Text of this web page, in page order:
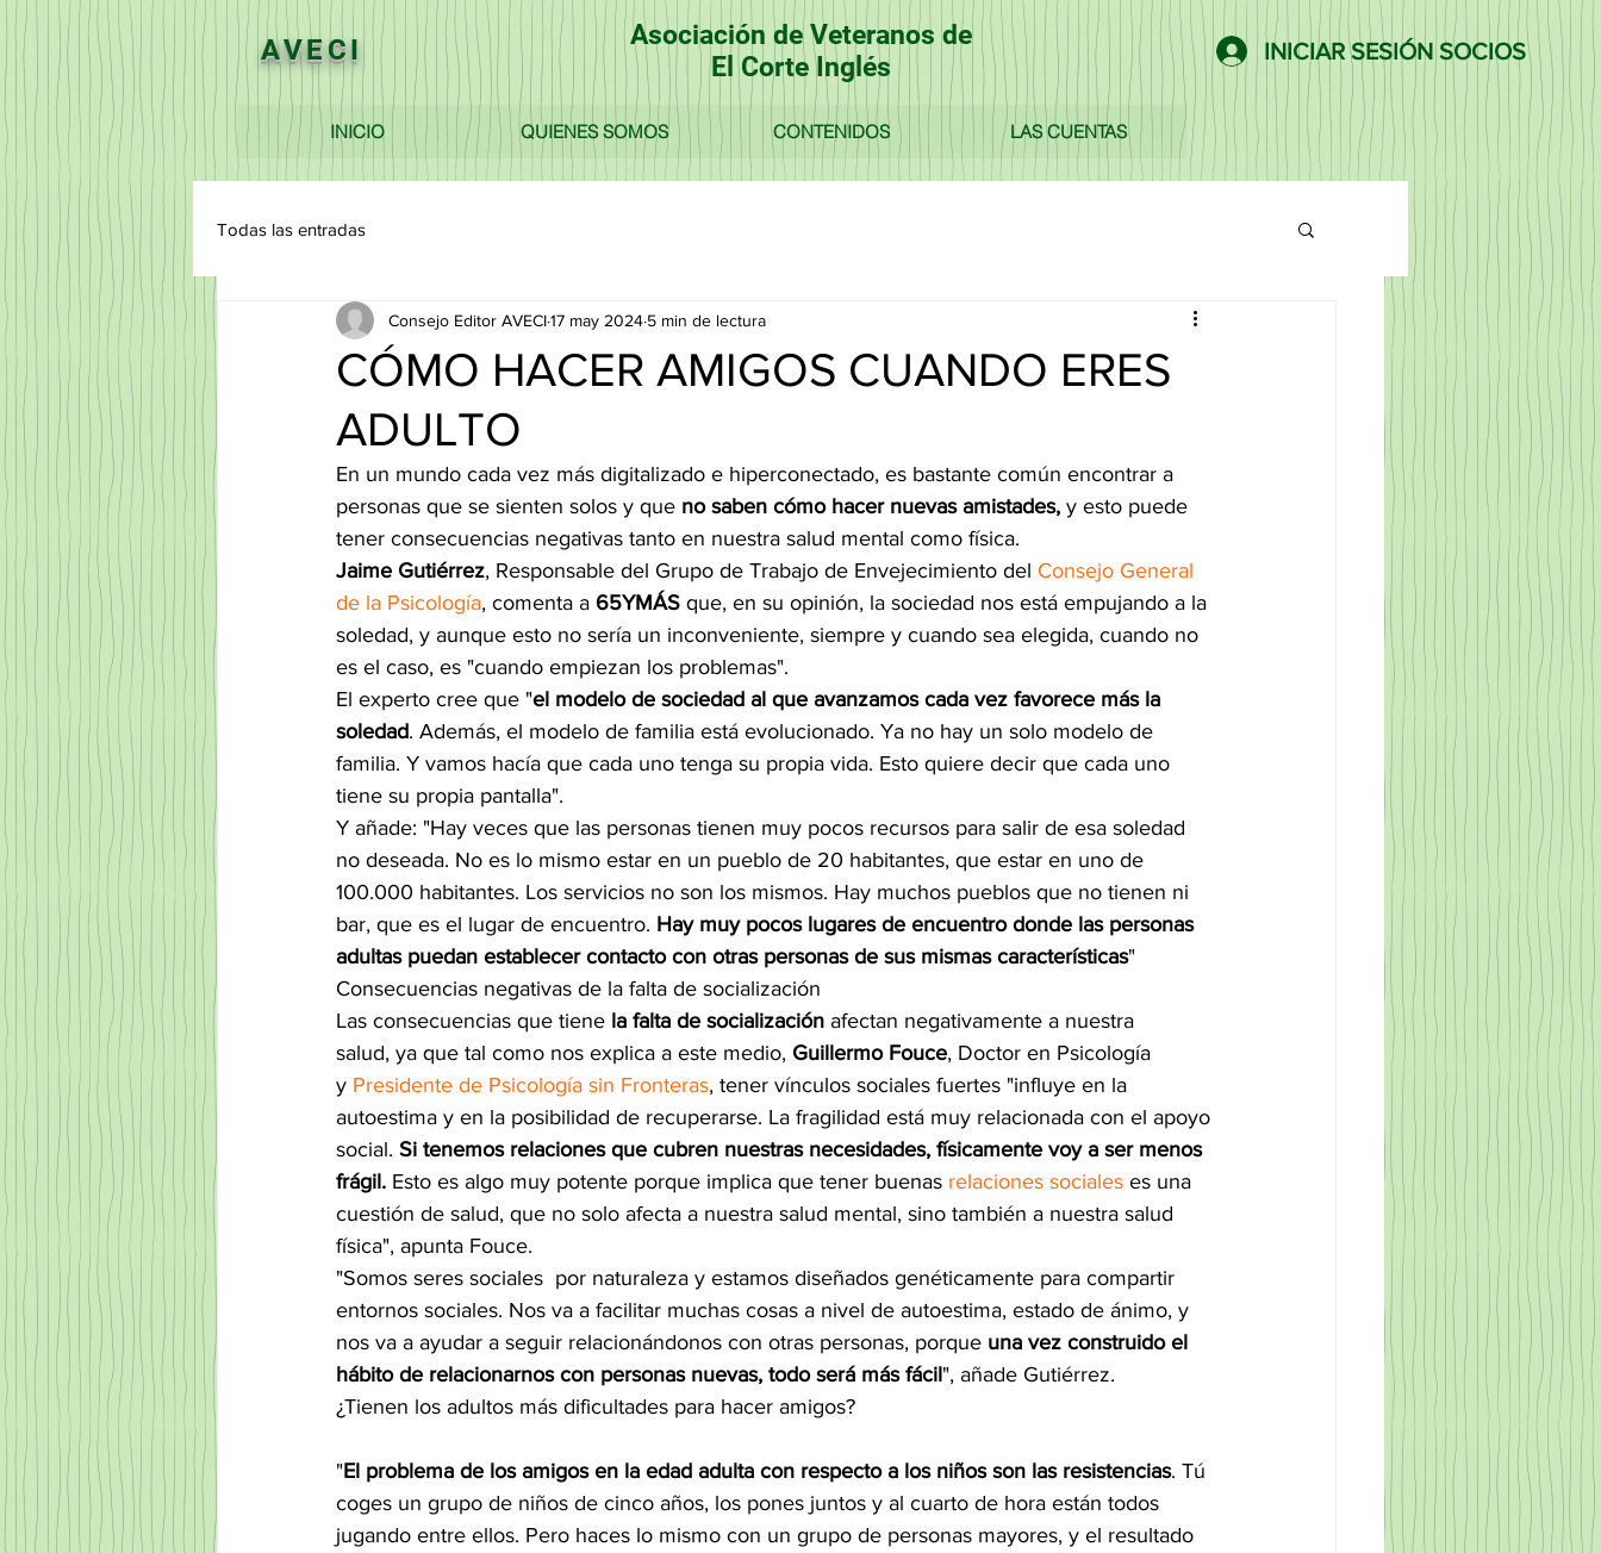
AVECI
Asociación de Veteranos de
El Corte Inglés
INICIAR SESIÓN SOCIOS
INICIO QUIENES SOMOS CONTENIDOS LAS CUENTAS
Todas las entradas
CÓMO HACER AMIGOS CUANDO ERES
ADULTO
Consejo Editor AVECI17 may 2024 5 min de lectura
En un mundo cada vez más digitalizado e hiperconectado, es bastante común encontrar a
personas que se sienten solos y que no saben cómo hacer nuevas amistades, y esto puede
tener consecuencias negativas tanto en nuestra salud mental como física.
Jaime Gutiérrez, Responsable del Grupo de Trabajo de Envejecimiento del Consejo General
de la Psicología, comenta a 65YMÁS que, en su opinión, la sociedad nos está empujando a la
soledad, y aunque esto no sería un inconveniente, siempre y cuando sea elegida, cuando no
es el caso, es "cuando empiezan los problemas".
El experto cree que "el modelo de sociedad al que avanzamos cada vez favorece más la
soledad. Además, el modelo de familia está evolucionado. Ya no hay un solo modelo de
familia. Y vamos hacía que cada uno tenga su propia vida. Esto quiere decir que cada uno
tiene su propia pantalla".
Y añade: "Hay veces que las personas tienen muy pocos recursos para salir de esa soledad
no deseada. No es lo mismo estar en un pueblo de 20 habitantes, que estar en uno de
100.000 habitantes. Los servicios no son los mismos. Hay muchos pueblos que no tienen ni
bar, que es el lugar de encuentro. Hay muy pocos lugares de encuentro donde las personas
adultas puedan establecer contacto con otras personas de sus mismas características"
Consecuencias negativas de la falta de socialización
Las consecuencias que tiene la falta de socialización afectan negativamente a nuestra
salud, ya que tal como nos explica a este medio, Guillermo Fouce, Doctor en Psicología
y Presidente de Psicología sin Fronteras, tener vínculos sociales fuertes "influye en la
autoestima y en la posibilidad de recuperarse. La fragilidad está muy relacionada con el apoyo
social. Si tenemos relaciones que cubren nuestras necesidades, físicamente voy a ser menos
frágil. Esto es algo muy potente porque implica que tener buenas relaciones sociales es una
cuestión de salud, que no solo afecta a nuestra salud mental, sino también a nuestra salud
física", apunta Fouce.
"Somos seres sociales  por naturaleza y estamos diseñados genéticamente para compartir
entornos sociales. Nos va a facilitar muchas cosas a nivel de autoestima, estado de ánimo, y
nos va a ayudar a seguir relacionándonos con otras personas, porque una vez construido el
hábito de relacionarnos con personas nuevas, todo será más fácil", añade Gutiérrez.
¿Tienen los adultos más dificultades para hacer amigos?
"El problema de los amigos en la edad adulta con respecto a los niños son las resistencias. Tú
coges un grupo de niños de cinco años, los pones juntos y al cuarto de hora están todos
jugando entre ellos. Pero haces lo mismo con un grupo de personas mayores, y el resultado